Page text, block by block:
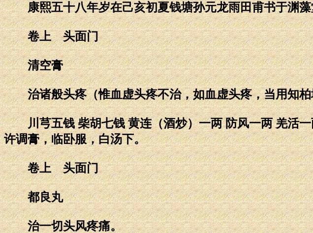
康熙五十八年岁在己亥初夏钱塘孙元龙雨田甫书于渊藻
卷上 头面门
清空膏
治诸般头疼（惟血虚头疼不治，如血虚头疼，当用知柏
川芎五钱 柴胡七钱 黄连（酒炒）一两 防风一两 羌活一
许调膏，临卧服，白汤下。
卷上 头面门
都良丸
治一切头风疼痛。